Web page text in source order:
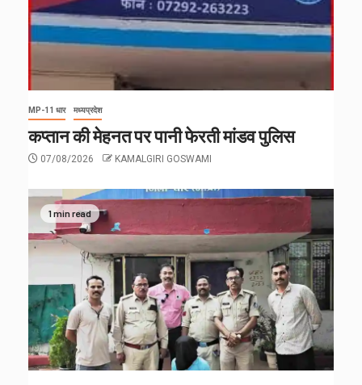
MP-11 धार मध्यप्रदेश
कप्तान की मेहनत पर पानी फेरती मांडव पुलिस
07/08/2026 KAMALGIRI GOSWAMI
1 min read